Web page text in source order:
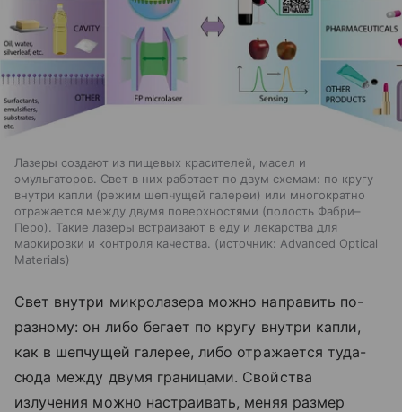
Лазеры создают из пищевых красителей, масел и
эмульгаторов. Свет в них работает по двум схемам: по кругу
внутри капли (режим шепчущей галереи) или многократно
отражается между двумя поверхностями (полость Фабри–
Перо). Такие лазеры встраивают в еду и лекарства для
маркировки и контроля качества.
источник: Advanced Optical
Materials
Свет внутри микролазера можно направить по-
разному: он либо бегает по кругу внутри капли,
как в шепчущей галерее, либо отражается туда-
сюда между двумя границами. Свойства
излучения можно настраивать, меняя размер